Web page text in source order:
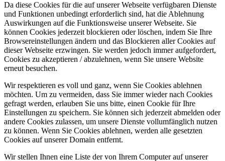
Da diese Cookies für die auf unserer Webseite verfügbaren Dienste
und Funktionen unbedingt erforderlich sind, hat die Ablehnung
Auswirkungen auf die Funktionsweise unserer Webseite. Sie
können Cookies jederzeit blockieren oder löschen, indem Sie Ihre
Browsereinstellungen ändern und das Blockieren aller Cookies auf
dieser Webseite erzwingen. Sie werden jedoch immer aufgefordert,
Cookies zu akzeptieren / abzulehnen, wenn Sie unsere Website
erneut besuchen.
Wir respektieren es voll und ganz, wenn Sie Cookies ablehnen
möchten. Um zu vermeiden, dass Sie immer wieder nach Cookies
gefragt werden, erlauben Sie uns bitte, einen Cookie für Ihre
Einstellungen zu speichern. Sie können sich jederzeit abmelden oder
andere Cookies zulassen, um unsere Dienste vollumfänglich nutzen
zu können. Wenn Sie Cookies ablehnen, werden alle gesetzten
Cookies auf unserer Domain entfernt.
Wir stellen Ihnen eine Liste der von Ihrem Computer auf unserer